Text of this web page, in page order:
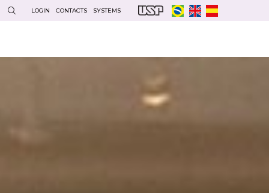
LOGIN CONTACTS SYSTEMS